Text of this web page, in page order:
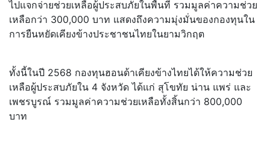
ไปแจกจ่ายช่วยเหลือผู้ประสบภัยในพื้นที่ รวมมูลค่าความช่วย
เหลือกว่า 300,000 บาท แสดงถึงความมุ่งมั่นของกองทุนใน
การยืนหยัดเคียงข้างประชาชนไทยในยามวิกฤต
ทั้งนี้ในปี 2568 กองทุนฮอนด้าเคียงข้างไทยได้ให้ความช่วย
เหลือผู้ประสบภัยใน 4 จังหวัด ได้แก่ สุโขทัย น่าน แพร่ และ
เพชรบูรณ์ รวมมูลค่าความช่วยเหลือทั้งสิ้นกว่า 800,000
บาท